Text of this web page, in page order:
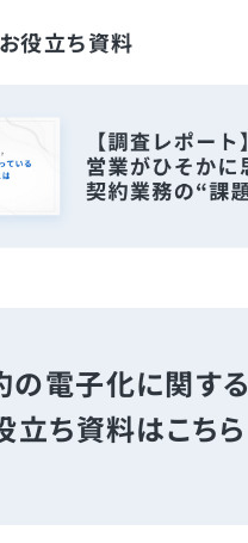
役立ち資料
の電子化に関する
立ち資料はこちら